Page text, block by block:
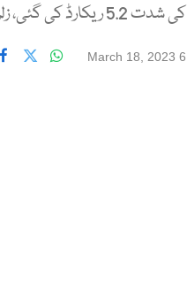
زلزلہ پیما مرکز
March 18, 2023